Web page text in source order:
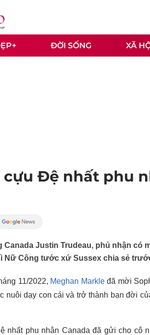
ĐỜI SỐNG XÃ
Đệ nhất phu
Justin Trudeau, phủ nhận có
Nữ Công tước xứ Sussex chia sẻ
11/2022, Meghan Markleđã mời
nuôi dạy con cái và trở thành bạn đời
nhất phu nhân Canada đã gửi cho cô